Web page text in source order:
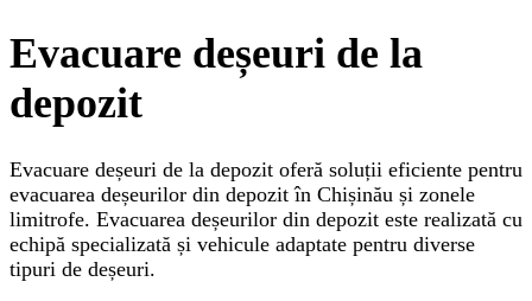
Evacuare deșeuri de la
depozit
Evacuare deșeuri de la depozit oferă soluții eficiente pentru
evacuarea deșeurilor din depozit în Chișinău și zonele
limitrofe. Evacuarea deșeurilor din depozit este realizată cu
echipă specializată și vehicule adaptate pentru diverse
tipuri de deșeuri.